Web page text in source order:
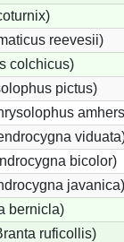
reevesii)
colchicus)
pictus)
bicolor)
javanica)
bernicla)
ruficollis)